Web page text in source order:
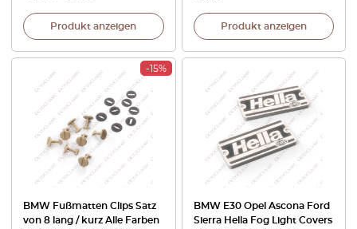
Produkt anzeigen Produkt anzeigen
-15%
BMW Fußmatten Clips Satz
von 8 lang / kurz Alle Farben
BMW E30 Opel Ascona Ford
Sierra Hella Fog Light Covers